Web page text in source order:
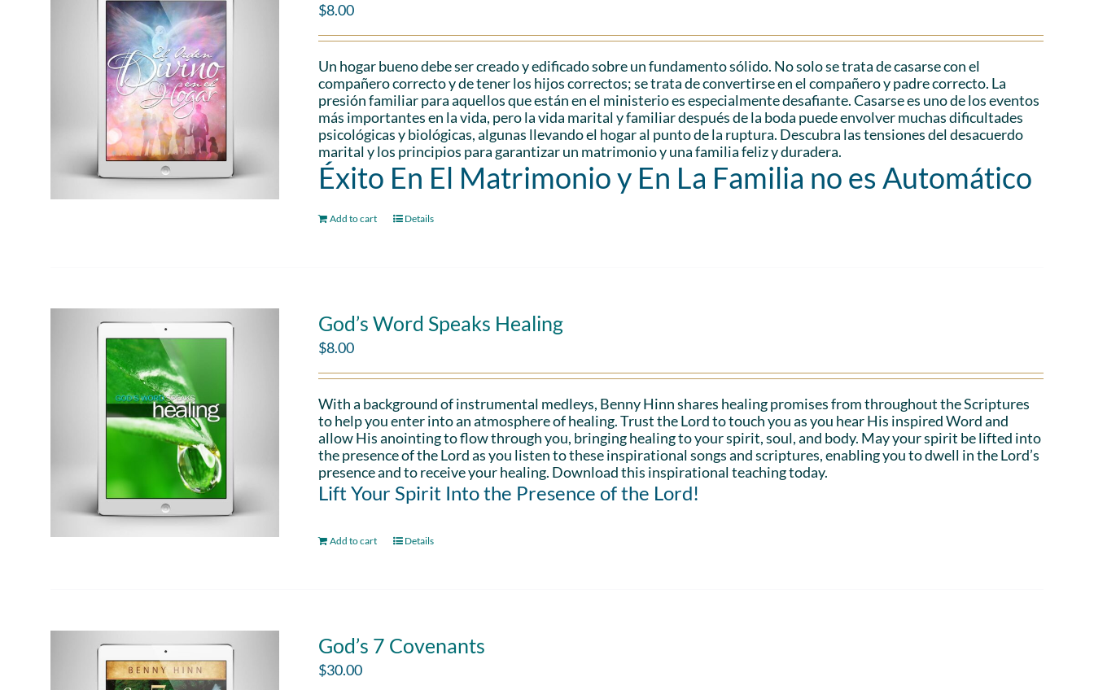
$8.00
Un hogar bueno debe ser creado y edificado sobre un fundamento sólido. No solo se trata de casarse con el
compañero correcto y de tener los hijos correctos; se trata de convertirse en el compañero y padre correcto. La
presión familiar para aquellos que están en el ministerio es especialmente desafiante. Casarse es uno de los eventos
más importantes en la vida, pero la vida marital y familiar después de la boda puede envolver muchas dificultades
psicológicas y biológicas, algunas llevando el hogar al punto de la ruptura. Descubra las tensiones del desacuerdo
marital y los principios para garantizar un matrimonio y una familia feliz y duradera.
Éxito En El Matrimonio y En La Familia no es Automático
Add to cart Details
God’s Word Speaks Healing
$8.00
With a background of instrumental medleys, Benny Hinn shares healing promises from throughout the Scriptures
to help you enter into an atmosphere of healing. Trust the Lord to touch you as you hear His inspired Word and
allow His anointing to flow through you, bringing healing to your spirit, soul, and body. May your spirit be lifted into
the presence of the Lord as you listen to these inspirational songs and scriptures, enabling you to dwell in the Lord’s
presence and to receive your healing. Download this inspirational teaching today.
Lift Your Spirit Into the Presence of the Lord!
Add to cart Details
God’s 7 Covenants
$30.00